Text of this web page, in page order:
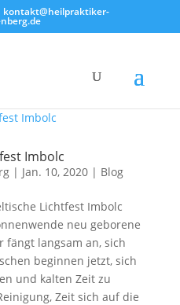
kontakt@heilpraktiker-
Imbolc
| Jan. 10, 2020| Blog
Lichtfest Imbolc
neu geborene
fängt langsam an, sich
beginnen jetzt, sich
und kalten Zeit zu
Zeit sich auf die